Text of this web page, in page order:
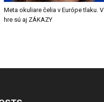
Meta okuliare čelia v Európe tlaku. V
hre sú aj ZÁKAZY